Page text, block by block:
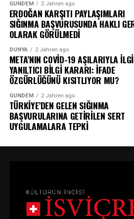
GÜNDEM 2 Jahren ago
ERDOĞAN KARŞITI PAYLAŞIMLARI
SIĞINMA BAŞVURUSUNDA HAKLI
OLARAK GÖRÜLMEDİ
DÜNYA 2 Jahren ago
META’NIN COVİD-19 AŞILARIYLA
YANILTICI BİLGİ KARARI: İFADE
ÖZGÜRLÜĞÜNÜ KISITLIYOR MU?
GÜNDEM 2 Jahren ago
TÜRKİYE’DEN GELEN SIĞINMA
BAŞVURULARINA GETİRİLEN SERT
UYGULAMALARA TEPKİ